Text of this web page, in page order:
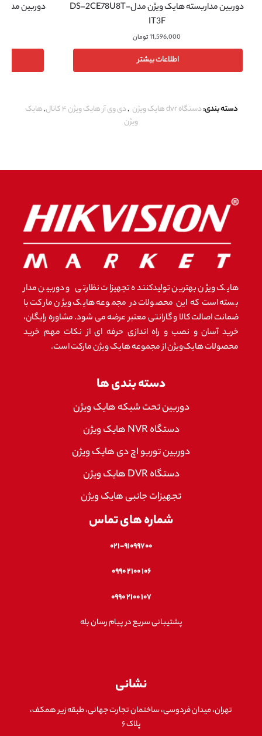
دوربین مداربسته هایک ویژن مدلDS-2CE78U8T-
IT3F
11,596,000تومان
اطلاعات بیشتر
دسته بندی:دستگاه dvr هایک ویژن ,دی وی آر هایک ویژن ۴ کانال ,هایک
ویژن
هایک ویژن بهترین تولیدکننده تجهیزات نظارتی و دوربین مدار
بسته است که این محصولات در مجموعه هایک ویژن مارکت با
ضمانت اصالت کالا و گارانتی معتبر عرضه می شود. مشاوره رایگان،
خرید آسان و نصب و راه اندازی حرفه ای از نکات مهم خرید
محصولات هایک‌ویژن از مجموعه هایک ویژن مارکت است.
دسته بندی ها
دوربین تحت شبکه هایک ویژن
دستگاه NVR هایک ویژن
دوربین توربو اچ دی هایک ویژن
دستگاه DVR هایک ویژن
تجهیزات جانبی هایک ویژن
شماره های تماس
۰۲۱-۹۱۰۹۹۷۰۰
۱۰۶ ۲۱۰۰ ۰۹۹۰
۱۰۷ ۲۱۰۰ ۰۹۹۰
پشتیبانی سریع در پیام رسان بله
نشانی
تهران، میدان فردوسی، ساختمان تجارت جهانی، طبقه زیر همکف،
پلاک ۶